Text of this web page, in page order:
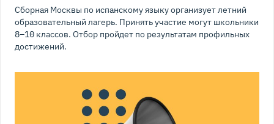
Сборная Москвы по испанскому языку организует летний
образовательный лагерь. Принять участие могут школьники
8–10 классов. Отбор пройдет по результатам профильных
достижений.